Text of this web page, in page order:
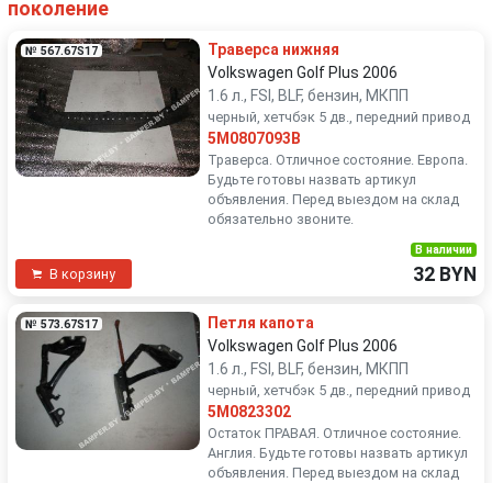
поколение
№ 567.67S17
Траверса нижняя
Volkswagen Golf Plus 2006
1.6 л., FSI, BLF, бензин, МКПП
черный, хетчбэк 5 дв., передний привод
5M0807093B
Траверса. Отличное состояние. Европа.
Будьте готовы назвать артикул
объявления. Перед выездом на склад
обязательно звоните.
В корзину
В наличии
32 BYN
№ 573.67S17
Петля капота
Volkswagen Golf Plus 2006
1.6 л., FSI, BLF, бензин, МКПП
черный, хетчбэк 5 дв., передний привод
5M0823302
Остаток ПРАВАЯ. Отличное состояние.
Англия. Будьте готовы назвать артикул
объявления. Перед выездом на склад